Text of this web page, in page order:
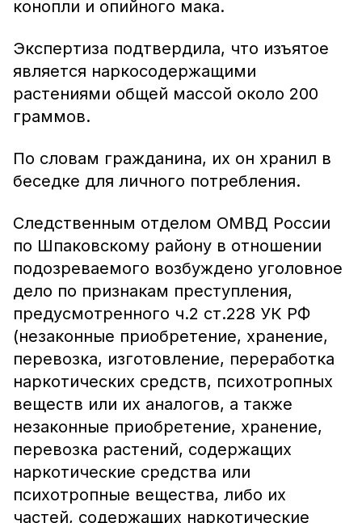
конопли и опийного мака.
Экспертиза подтвердила, что изъятое
является наркосодержащими
растениями общей массой около 200
граммов.
По словам гражданина, их он хранил в
беседке для личного потребления.
Следственным отделом ОМВД России
по Шпаковскому району в отношении
подозреваемого возбуждено уголовное
дело по признакам преступления,
предусмотренного ч.2 ст.228 УК РФ
(незаконные приобретение, хранение,
перевозка, изготовление, переработка
наркотических средств, психотропных
веществ или их аналогов, а также
незаконные приобретение, хранение,
перевозка растений, содержащих
наркотические средства или
психотропные вещества, либо их
частей, содержащих наркотические